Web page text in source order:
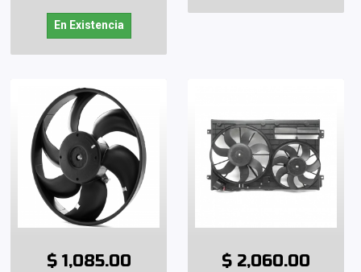
En Existencia
$ 1,085.00 $ 2,060.00